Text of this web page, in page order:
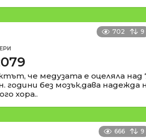
702 9
че медузата е оцеляла над
години без мозък,дава надежда
хора..
666 9